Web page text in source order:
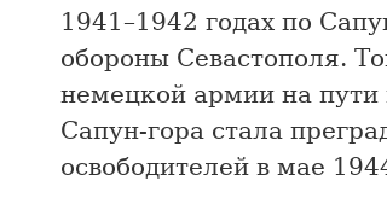
1941–1942 годах по
обороны Севастополя.
немецкой армии на
Сапун-гора стала
освободителей в мае